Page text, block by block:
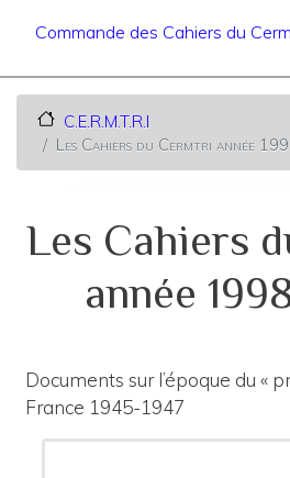
Commande des Cahiers du
C.E.R.M.T.R.I
Les Cahiers du Cermtri année
Les Cahiers
année
Documents sur l’époque du «
France 1945-1947